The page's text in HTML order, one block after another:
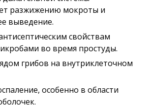
разжижению мокроты и
выведение.
свойствам
во время простуды.
грибов на внутриклеточном
особенно в области